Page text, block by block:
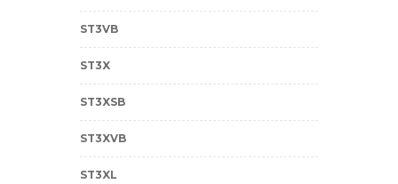
ST3VB
ST3X
ST3XSB
ST3XVB
ST3XL